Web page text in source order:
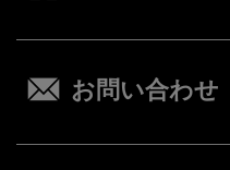
お問い合わせ